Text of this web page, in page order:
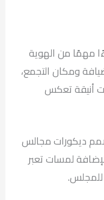
مهمًا من الهوية
ومكان التجمع،
أنيقة تعكس
ديكورات مجالس
لمسات تعبر